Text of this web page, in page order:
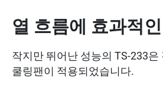
열 흐름에 효과적
작지만 뛰어난 성능의 TS-233
쿨링팬이 적용되었습니다.